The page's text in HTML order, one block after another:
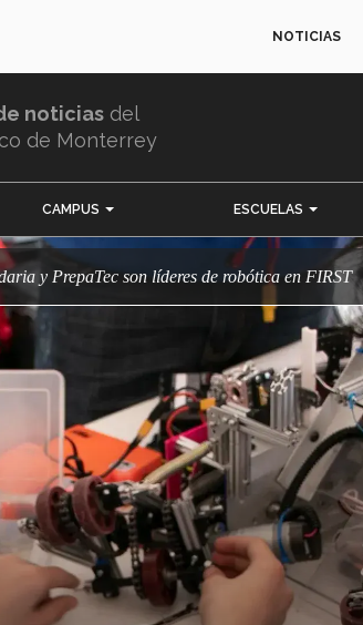
NOTICIAS
noticias del
de Monterrey
CAMPUS ESCUELAS
y PrepaTec son líderes de robótica en FIRST